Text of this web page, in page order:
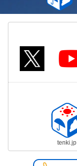
tenki.jp